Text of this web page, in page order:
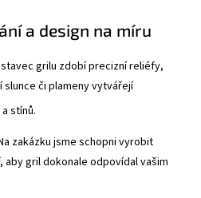
a design na míru
grilu zdobí precizní reliéfy,
či plameny vytvářejí
stínů.
zakázku jsme schopni vyrobit
gril dokonale odpovídal vašim